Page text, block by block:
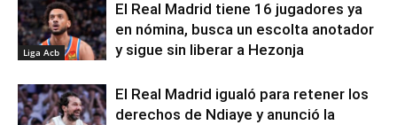
Liga Acb
El Real Madrid tiene 16 jugadores ya
en nómina, busca un escolta anotador
y sigue sin liberar a Hezonja
El Real Madrid igualó para retener los
derechos de Ndiaye y anunció la